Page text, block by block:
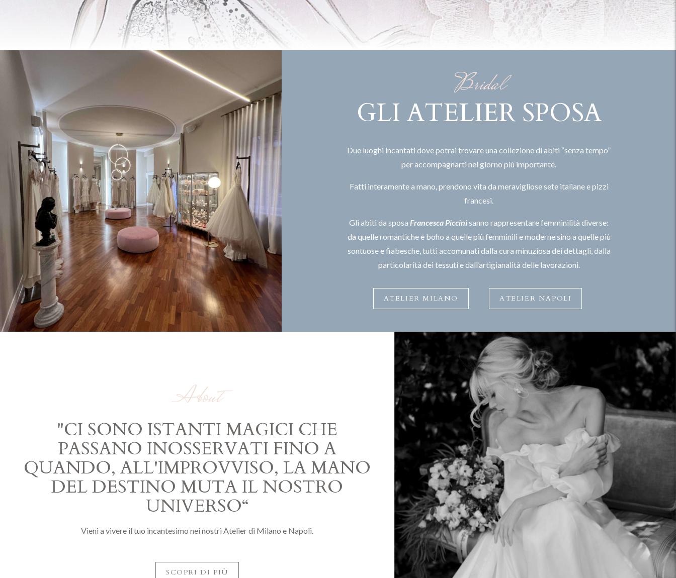
Bridal
GLI ATELIER SPOSA
Due luoghi incantati dove potrai trovare una collezione di abiti “senza tempo”
per accompagnarti nel giorno più importante.
Fatti interamente a mano, prendono vita da meravigliose sete italiane e pizzi
francesi.
Gli abiti da sposa Francesca Piccinisanno rappresentare femminilità diverse:
da quelle romantiche e boho a quelle più femminili e moderne sino a quelle più
sontuose e fiabesche, tutti accomunati dalla cura minuziosa dei dettagli, dalla
particolarità dei tessuti e dall’artigianalità delle lavorazioni.
ATELIER MILANO ATELIER NAPOLI
About
"CI SONO ISTANTI MAGICI CHE
PASSANO INOSSERVATI FINO A
QUANDO, ALL'IMPROVVISO, LA MANO
DEL DESTINO MUTA IL NOSTRO
UNIVERSO“
Vieni a vivere il tuo incantesimo nei nostri Atelier di Milano e Napoli.
SCOPRI DI PIÙ